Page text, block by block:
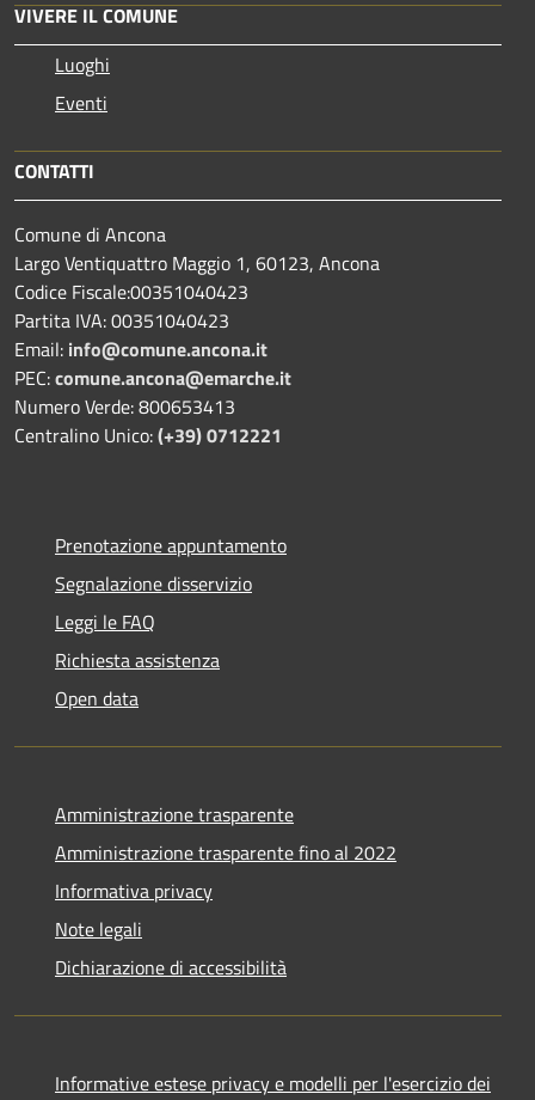
VIVERE IL COMUNE
Luoghi
Eventi
CONTATTI
Comune di Ancona
Largo Ventiquattro Maggio 1, 60123, Ancona
Codice Fiscale:00351040423
Partita IVA: 00351040423
Email: info@comune.ancona.it
PEC:comune.ancona@emarche.it
Numero Verde: 800653413
Centralino Unico:(+39) 0712221
Prenotazione appuntamento
Segnalazione disservizio
Leggi le FAQ
Richiesta assistenza
Open data
Amministrazione trasparente
Amministrazione trasparente fino al 2022
Informativa privacy
Note legali
Dichiarazione di accessibilità
Informative estese privacy e modelli per l'esercizio dei